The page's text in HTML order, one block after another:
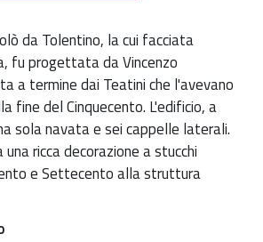
da Tolentino, la cui facciata
fu progettata da Vincenzo
a termine dai Teatini che l'avevano
fine del Cinquecento. L'edificio, a
sola navata e sei cappelle laterali.
ricca decorazione a stucchi
e Settecento alla struttura